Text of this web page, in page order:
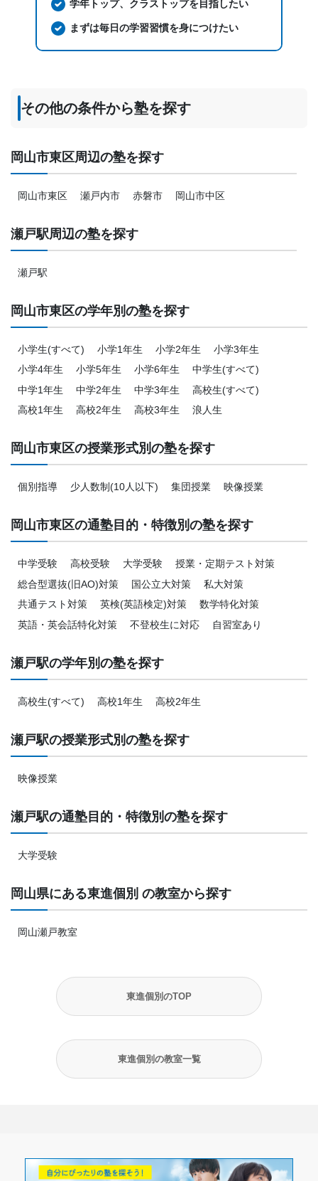
学年トップ、クラストップを目指したい
まずは毎日の学習習慣を身につけたい
その他の条件から塾を探す
岡山市東区周辺の塾を探す
岡山市東区 瀬戸内市 赤磐市 岡山市中区
瀬戸駅周辺の塾を探す
瀬戸駅
岡山市東区の学年別の塾を探す
小学生(すべて) 小学1年生 小学2年生
小学3年生
小学4年生
小学5年生 小学6年生
中学生(すべて)
中学1年生
中学2年生 中学3年生
高校生(すべて)
高校1年生
高校2年生 高校3年生 浪人生
岡山市東区の授業形式別の塾を探す
個別指導 少人数制(10人以下) 集団授業 映像授業
岡山市東区の通塾目的・特徴別の塾を探す
中学受験 高校受験 大学受験
授業・定期テスト対策
総合型選抜(旧AO)対策
国公立大対策
私大対策
共通テスト対策
英検(英語検定)対策
数学特化対策
英語・英会話特化対策
不登校生に対応 自習室あり
瀬戸駅の学年別の塾を探す
高校生(すべて) 高校1年生 高校2年生
瀬戸駅の授業形式別の塾を探す
映像授業
瀬戸駅の通塾目的・特徴別の塾を探す
大学受験
岡山県にある東進個別 の教室から探す
岡山瀬戸教室
東進個別のTOP
東進個別の教室一覧